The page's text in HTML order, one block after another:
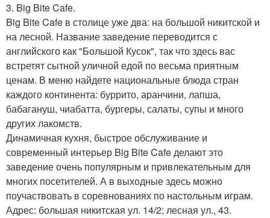
3. Big Bite Cafe.
Big Bite Cafe в столице уже два: на большой никитской и
на лесной. Название заведение переводится с
английского как "Большой Кусок", так что здесь вас
встретят сытной уличной едой по весьма приятным
ценам. В меню найдете национальные блюда стран
каждого континента: буррито, аранчини, лапша,
бабагануш, чиабатта, бургеры, салаты, супы и много
других лакомств.
Динамичная кухня, быстрое обслуживание и
современный интерьер Big Bite Cafe делают это
заведение очень популярным и привлекательным для
многих посетителей. А в выходные здесь можно
поучаствовать в соревнованиях по настольным играм.
Адрес: большая никитская ул. 14/2; лесная ул., 43.